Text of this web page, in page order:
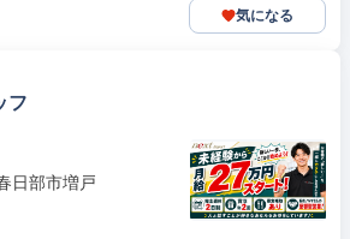
気になる
フ
日部市増戸